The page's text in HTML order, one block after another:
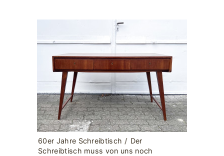
60er Jahre Schreibtisch / Der
Schreibtisch muss von uns noch